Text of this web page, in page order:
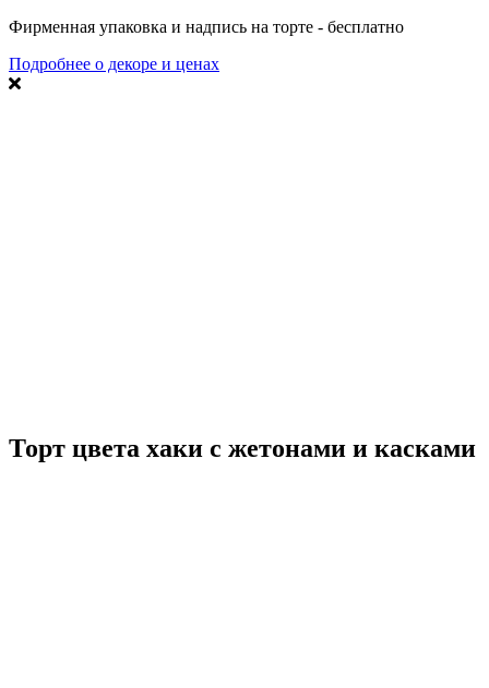
Фирменная упаковка и надпись на торте - бесплатно
Подробнее о декоре и ценах
Торт цвета хаки с жетонами и касками